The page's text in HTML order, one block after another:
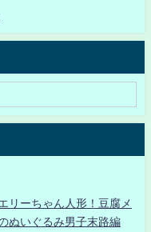
リーちゃん人形！豆腐メ
ぬいぐるみ男子末路編